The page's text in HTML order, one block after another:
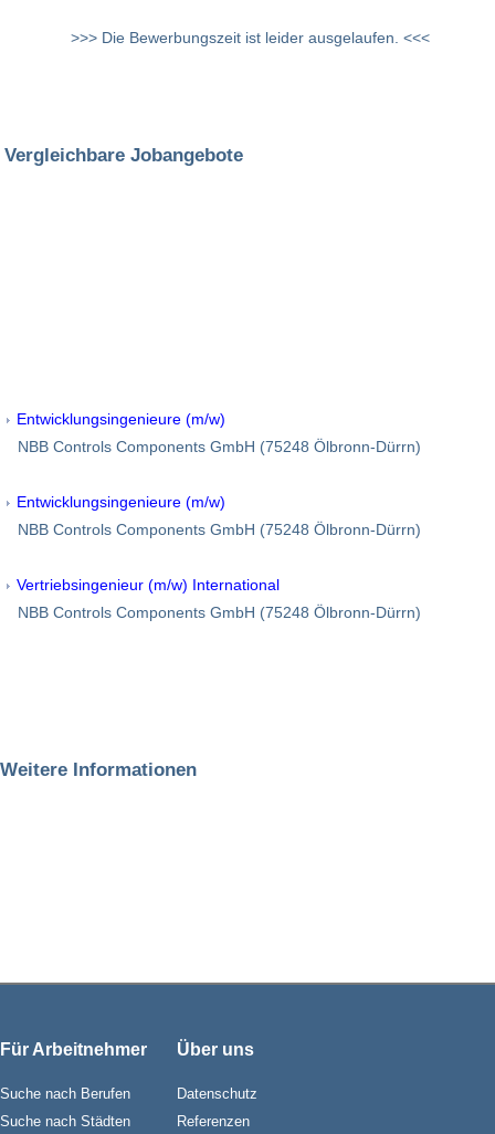
>>> Die Bewerbungszeit ist leider ausgelaufen. <<<
Vergleichbare Jobangebote
Entwicklungsingenieure (m/w)
NBB Controls Components GmbH (75248 Ölbronn-Dürrn)
Entwicklungsingenieure (m/w)
NBB Controls Components GmbH (75248 Ölbronn-Dürrn)
Vertriebsingenieur (m/w) International
NBB Controls Components GmbH (75248 Ölbronn-Dürrn)
Weitere Informationen
Für Arbeitnehmer
Suche nach Berufen
Suche nach Städten
Über uns
Datenschutz
Referenzen